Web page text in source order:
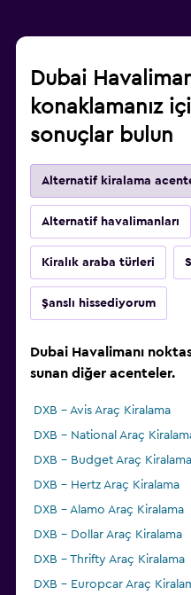
Dubai
konaklamanız
sonuçlar bulun
Alternatif kiralama
Alternatif havalimanları
Kiralık araba türleri
Şanslı hissediyorum
Dubai Havalimanı
sunan diğer acenteler.
DXB - Avis Araç Kiralama
DXB - National Araç
DXB - Budget Araç Kiralama
DXB - Hertz Araç Kiralama
DXB - Alamo Araç Kiralama
DXB - Dollar Araç Kiralama
DXB - Thrifty Araç Kiralama
DXB - Europcar Araç